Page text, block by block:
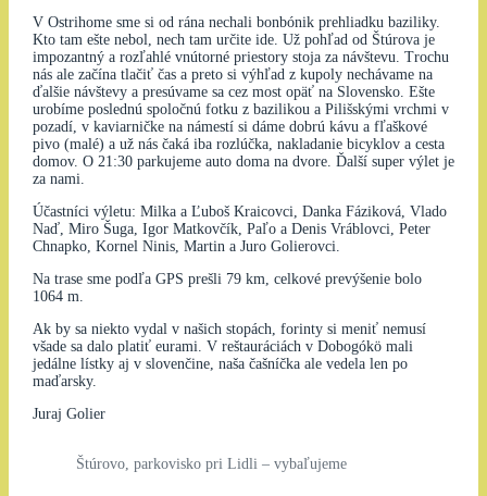
V Ostrihome sme si od rána nechali bonbónik prehliadku baziliky.
Kto tam ešte nebol, nech tam určite ide. Už pohľad od Štúrova je
impozantný a rozľahlé vnútorné priestory stoja za návštevu. Trochu
nás ale začína tlačiť čas a preto si výhľad z kupoly nechávame na
ďalšie návštevy a presúvame sa cez most opäť na Slovensko. Ešte
urobíme poslednú spoločnú fotku z bazilikou a Pilišskými vrchmi v
pozadí, v kaviarničke na námestí si dáme dobrú kávu a fľaškové
pivo (malé) a už nás čaká iba rozlúčka, nakladanie bicyklov a cesta
domov. O 21:30 parkujeme auto doma na dvore. Ďalší super výlet je
za nami.
Účastníci výletu: Milka a Ľuboš Kraicovci, Danka Fáziková, Vlado
Naď, Miro Šuga, Igor Matkovčík, Paľo a Denis Vráblovci, Peter
Chnapko, Kornel Ninis, Martin a Juro Golierovci.
Na trase sme podľa GPS prešli 79 km, celkové prevýšenie bolo
1064 m.
Ak by sa niekto vydal v našich stopách, forinty si meniť nemusí
všade sa dalo platiť eurami. V reštauráciách v Dobogókö mali
jedálne lístky aj v slovenčine, naša čašníčka ale vedela len po
maďarsky.
Juraj Golier
Štúrovo, parkovisko pri Lidli – vybaľujeme